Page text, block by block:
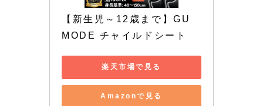
【新生児～12歳まで】GU
MODE チャイルドシート
楽天市場で見る
Amazonで見る